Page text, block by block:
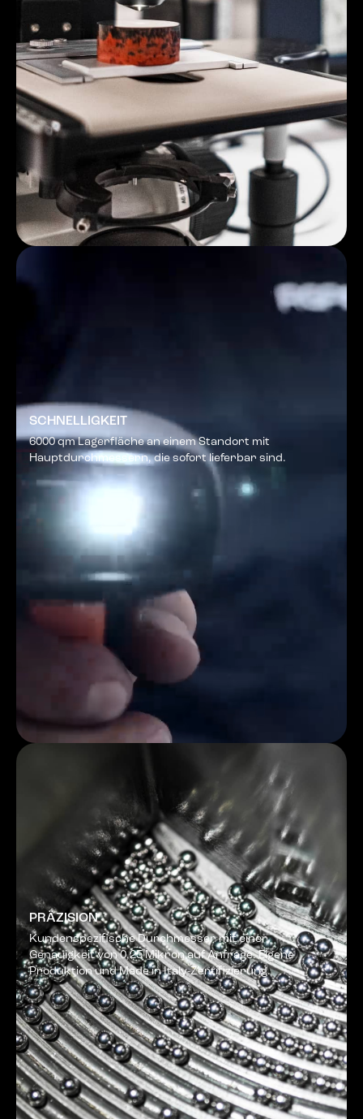
SCHNELLIGKEIT
6000 qm Lagerfläche an einem Standort mit
Hauptdurchmessern, die sofort lieferbar sind.
PRÄZISION
Kundenspezifische Durchmesser mit einer
Genauigkeit von 0,25 Mikron auf Anfrage. Eigene
Produktion und Made in Italy-Zertifizierung.